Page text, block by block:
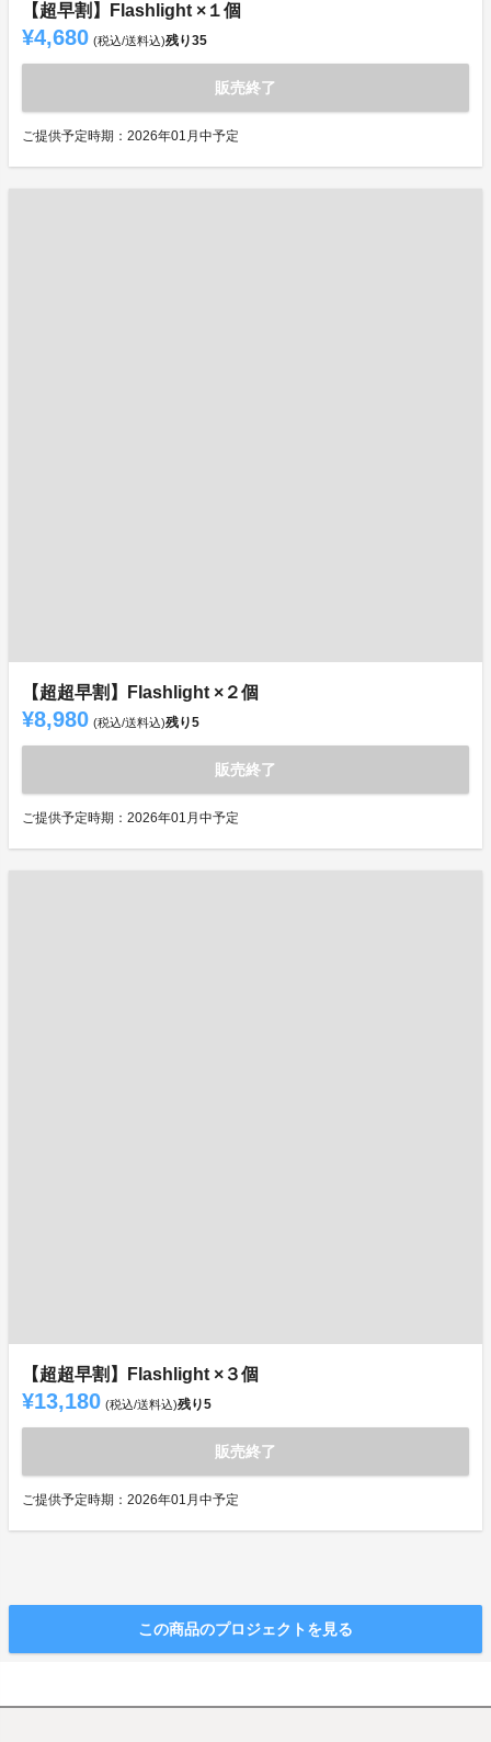
【超早割】Flashlight ×１個
¥4,680 (税込/送料込)残り35
販売終了
ご提供予定時期：2026年01月中予定
【超超早割】Flashlight ×２個
¥8,980 (税込/送料込)残り5
販売終了
ご提供予定時期：2026年01月中予定
【超超早割】Flashlight ×３個
¥13,180 (税込/送料込)残り5
販売終了
ご提供予定時期：2026年01月中予定
この商品のプロジェクトを見る